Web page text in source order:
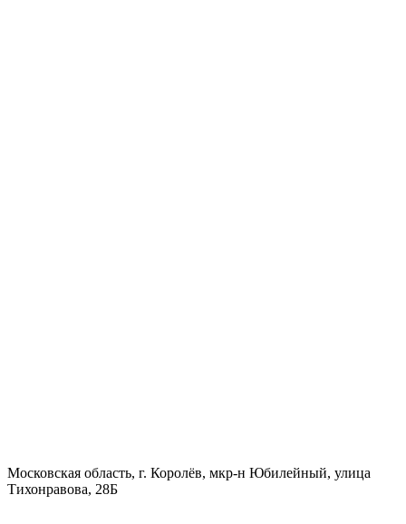
Московская область, г. Королёв, мкр-н Юбилейный, улица
Тихонравова, 28Б